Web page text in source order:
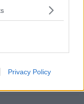
Privacy Policy
l’alto valore
nella cappella della